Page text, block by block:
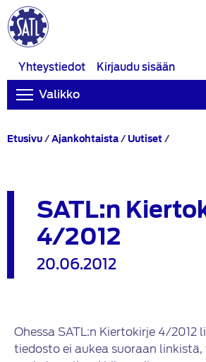
Yhteystiedot
Kirjaudu sisään
Valikko
Etusivu/Ajankohtaista/Uutiset/SATL:n
SATL:n
4/2012
20.06.2012
Ohessa SATL:n Kiertokirje 4/2012
tiedosto ei aukea suoraan